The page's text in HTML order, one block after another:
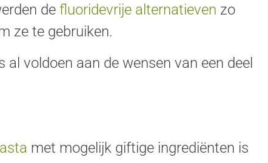
de fluoridevrije alternatieven zo
ze te gebruiken.
voldoen aan de wensen van een deel
met mogelijk giftige ingrediënten is